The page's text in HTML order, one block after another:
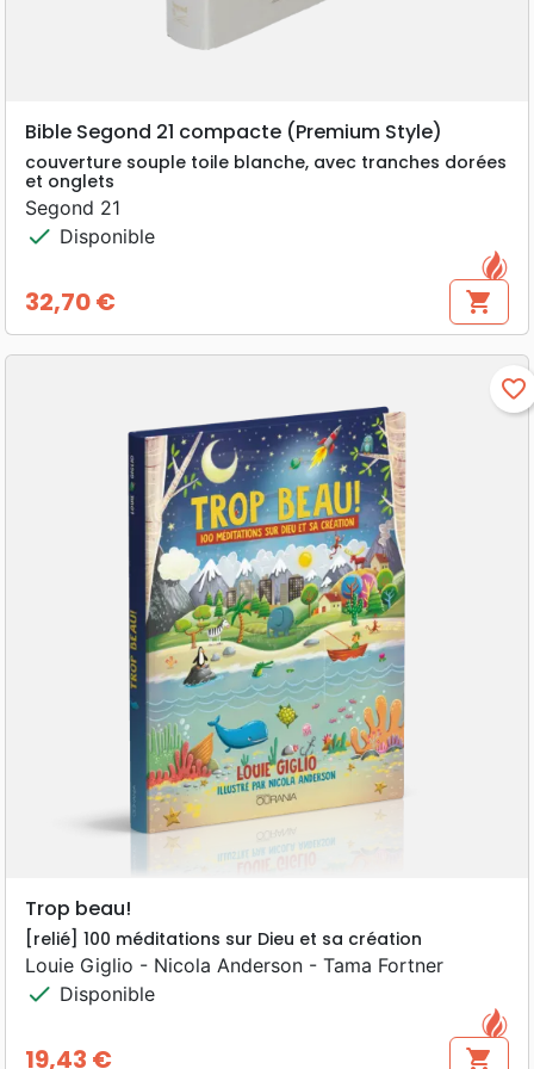
Bible Segond 21 compacte (Premium Style)
couverture souple toile blanche, avec tranches dorées
et onglets
Segond 21
check Disponible
Prix
32,70 € shopping_cart
favorite_border
Trop beau!
[relié] 100 méditations sur Dieu et sa création
Louie Giglio - Nicola Anderson - Tama Fortner
check Disponible
19,43 € shopping_cart